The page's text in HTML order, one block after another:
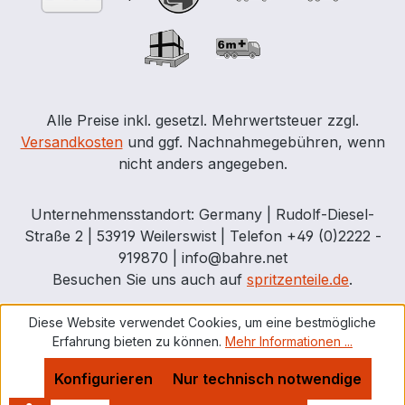
Alle Preise inkl. gesetzl. Mehrwertsteuer zzgl.
Versandkostenund ggf. Nachnahmegebühren, wenn
nicht anders angegeben.
Unternehmensstandort: Germany | Rudolf-Diesel-
Straße 2 | 53919 Weilerswist | Telefon +49 (0)2222 -
919870 | info@bahre.net
Besuchen Sie uns auch auf spritzenteile.de.
Diese Website verwendet Cookies, um eine bestmögliche
Erfahrung bieten zu können. Mehr Informationen ...
Nur technisch notwendige
Konfigurieren